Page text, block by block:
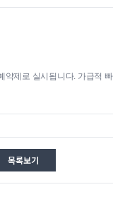
제로 실시됩니다. 가급적
목록보기